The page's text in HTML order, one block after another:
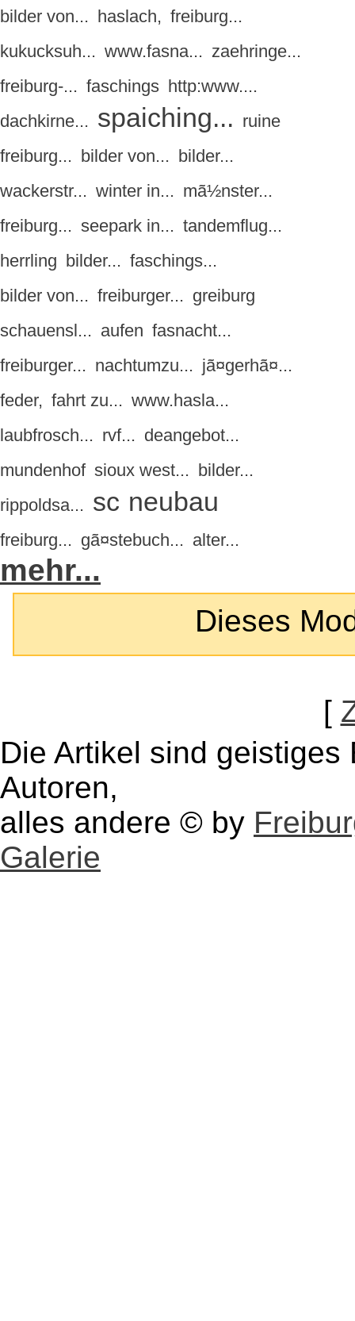
bilder von... haslach, freiburg...
kukucksuh... www.fasna... zaehringe...
freiburg-... faschings http:www....
dachkirne... spaiching... ruine
freiburg... bilder von... bilder...
wackerstr... winter in... mã½nster...
freiburg... seepark in... tandemflug...
herrling bilder... faschings...
bilder von... freiburger... greiburg
schauensl... aufen fasnacht...
freiburger... nachtumzu... jã¤gerhã¤...
feder, fahrt zu... www.hasla...
laubfrosch... rvf... deangebot...
mundenhof sioux west... bilder...
rippoldsa... sc neubau
freiburg... gã¤stebuch... alter...
mehr...
Dieses
[
Die Artikel sind
Autoren,
alles andere © by
Galerie